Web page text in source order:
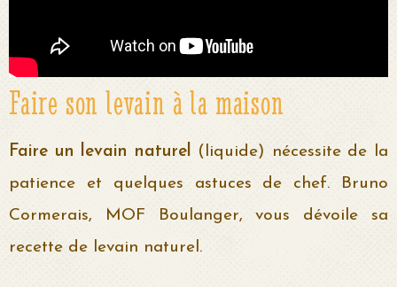
Faire son levain à la maison
Faire un levain naturel (liquide) nécessite de la
patience et quelques astuces de chef. Bruno
Cormerais, MOF Boulanger, vous dévoile sa
recette de levain naturel.